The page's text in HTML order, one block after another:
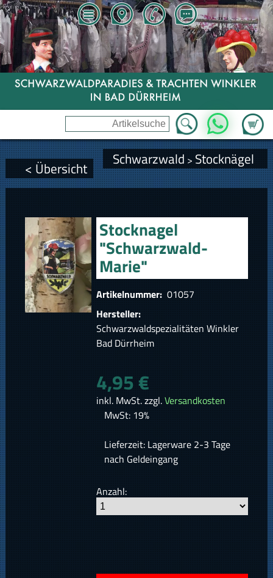
Zum
WhatsApp
< Übersicht Schwarzwald > Stocknägel
Stocknagel
"Schwarzwald-
Marie"
Artikelnummer: 01057
Hersteller:
Schwarzwaldspezialitäten Winkler
Bad Dürrheim
4,95 €
inkl. MwSt. zzgl.Versandkosten
MwSt: 19%
Lieferzeit: Lagerware 2-3 Tage
nach Geldeingang
Anzahl: